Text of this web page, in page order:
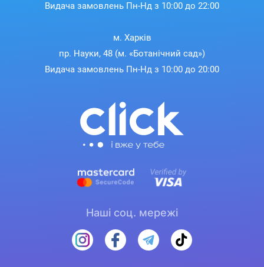
Видача замовлень Пн-Нд з 10:00 до 22:00
м. Харків
пр. Науки, 48 (м. «Ботанічний сад»)
Видача замовлень Пн-Нд з 10:00 до 20:00
Наші соц. мережі